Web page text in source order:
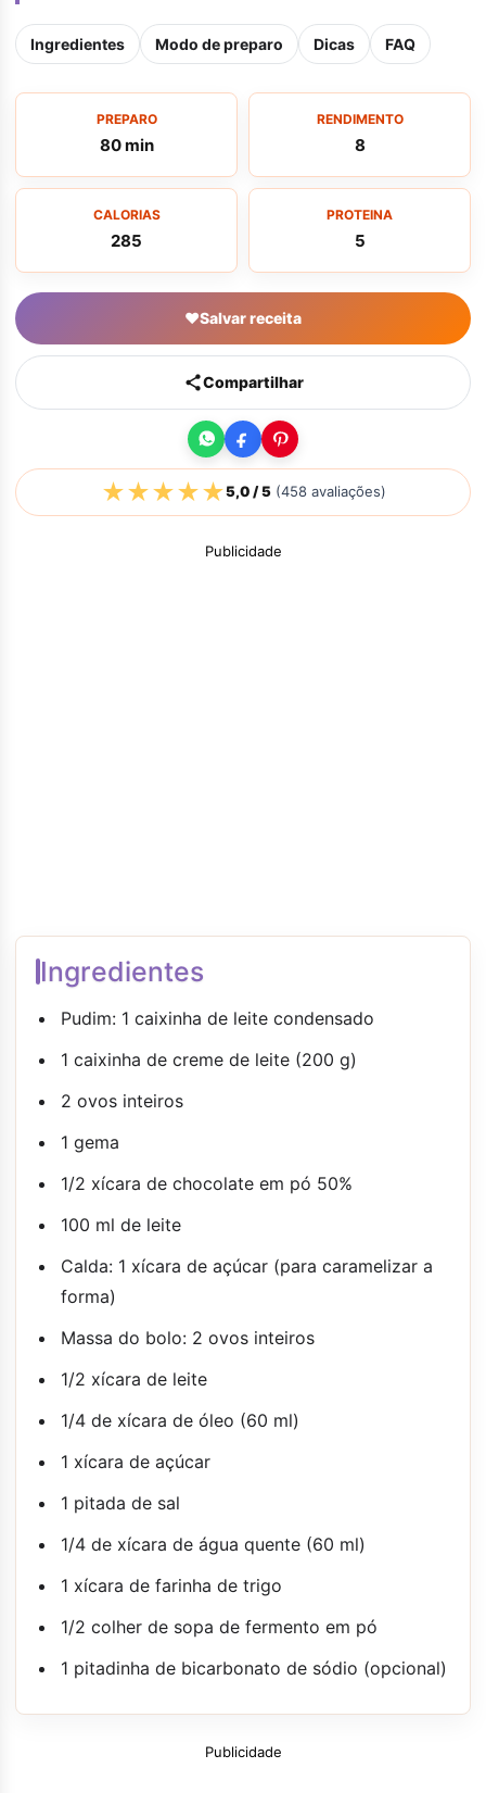
Ingredientes Modo de preparo Dicas FAQ
PREPARO
80 min
RENDIMENTO
8
CALORIAS
285
PROTEINA
5
♥Salvar receita
Compartilhar
★★★★★5,0/ 5(458avaliações)
Publicidade
Ingredientes
Pudim: 1 caixinha de leite condensado
1 caixinha de creme de leite (200 g)
2 ovos inteiros
1 gema
1/2 xícara de chocolate em pó 50%
100 ml de leite
Calda: 1 xícara de açúcar (para caramelizar a
forma)
Massa do bolo: 2 ovos inteiros
1/2 xícara de leite
1/4 de xícara de óleo (60 ml)
1 xícara de açúcar
1 pitada de sal
1/4 de xícara de água quente (60 ml)
1 xícara de farinha de trigo
1/2 colher de sopa de fermento em pó
1 pitadinha de bicarbonato de sódio (opcional)
Publicidade